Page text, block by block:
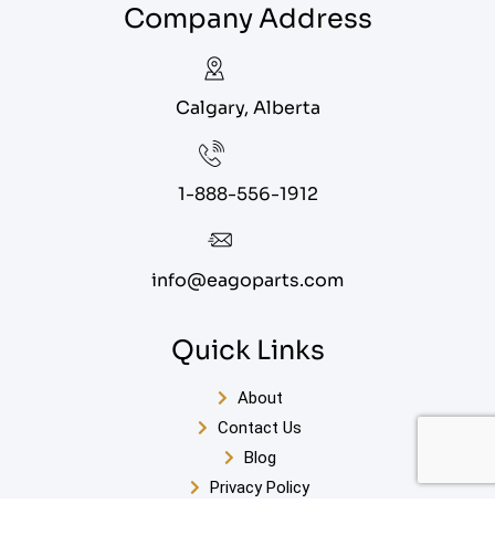
Company Address
Calgary, Alberta
1-888-556-1912
info@eagoparts.com
Quick Links
About
Contact Us
Blog
Privacy Policy